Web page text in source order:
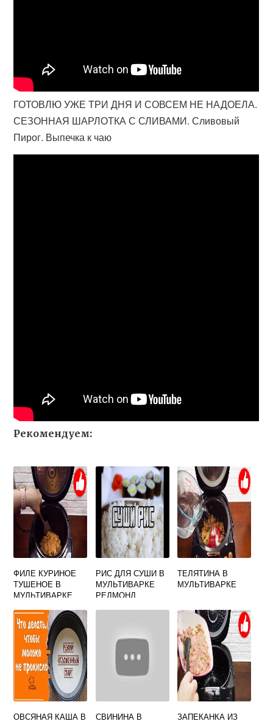
ГОТОВЛЮ УЖЕ ТРИ ДНЯ И СОВСЕМ НЕ НАДОЕЛА.
СЕЗОННАЯ ШАРЛОТКА С СЛИВАМИ. Сливовый
Пирог. Выпечка к чаю
Рекомендуем:
ФИЛЕ КУРИНОЕ
ТУШЕНОЕ В
МУЛЬТИВАРКЕ
РИС ДЛЯ СУШИ В
МУЛЬТИВАРКЕ
РЕДМОНД
ТЕЛЯТИНА В
МУЛЬТИВАРКЕ
ОВСЯНАЯ КАША В
СВИНИНА В
ЗАПЕКАНКА ИЗ